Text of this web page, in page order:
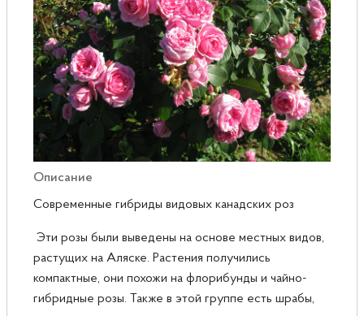
Саженцы плодовые
Сирень
Описание
Современные гибриды видовых канадских роз
Эти розы были выведены на основе местных видов,
растущих на Аляске. Растения получились
компактные, они похожи на флорибунды и чайно-
гибридные розы. Также в этой группе есть шрабы,